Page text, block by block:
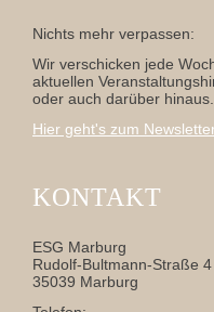
Nichts mehr verpassen:
Wir verschicken jede
aktuellen
oder auch darüber hinaus.
Hier geht's zum
KONTAKT
ESG Marburg
Rudolf-Bultmann-Straße 4
35039 Marburg